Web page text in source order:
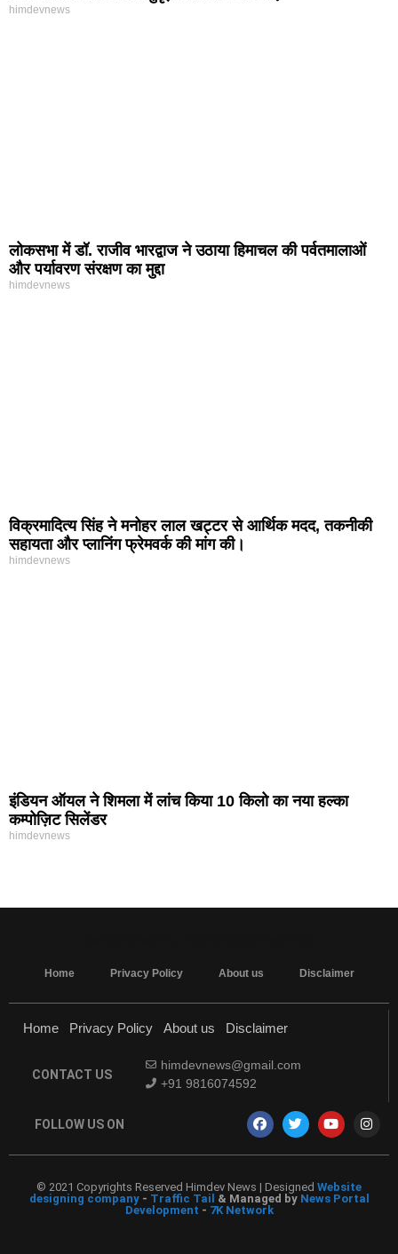
himdevnews
लोकसभा में डॉ. राजीव भारद्वाज ने उठाया हिमाचल की पर्वतमालाओं
और पर्यावरण संरक्षण का मुद्दा
himdevnews
विक्रमादित्य सिंह ने मनोहर लाल खट्टर से आर्थिक मदद, तकनीकी
सहायता और प्लानिंग फ्रेमवर्क की मांग की।
himdevnews
इंडियन ऑयल ने शिमला में लांच किया 10 किलो का नया हल्का
कम्पोज़िट सिलेंडर
himdevnews
Home Privacy Policy About us Disclaimer
Home Privacy Policy About us Disclaimer
CONTACT US
himdevnews@gmail.com
+91 9816074592
FOLLOW US ON
© 2021 Copyrights Reserved Himdev News | Designed Website
designing company- Traffic Tail & Managed by News Portal
Development - 7K Network